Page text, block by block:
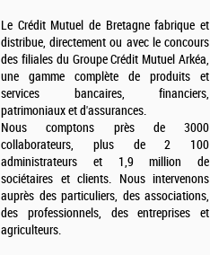
Le Crédit Mutuel de Bretagne fabrique et
distribue, directement ou avec le concours
des filiales du Groupe Crédit Mutuel Arkéa,
une gamme complète de produits et
services bancaires, financiers,
patrimoniaux et d'assurances.
Nous comptons près de 3000
collaborateurs, plus de 2 100
administrateurs et 1,9 million de
sociétaires et clients. Nous intervenons
auprès des particuliers, des associations,
des professionnels, des entreprises et
agriculteurs.